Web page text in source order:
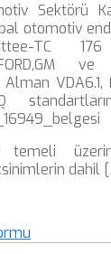
Sektörü
otomotiv
TC 176
ve
Alman VDA6.1,
temeli
dahil